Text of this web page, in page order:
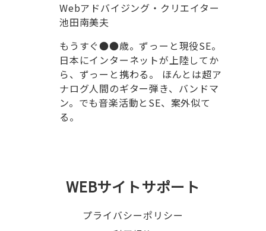
Webアドバイジング・クリエイター
池田南美夫
もうすぐ●●歳。ずっーと現役SE。
日本にインターネットが上陸してか
ら、ずっーと携わる。 ほんとは超ア
ナログ人間のギター弾き、バンドマ
ン。でも音楽活動とSE、案外似て
る。
WEBサイトサポート
プライバシーポリシー